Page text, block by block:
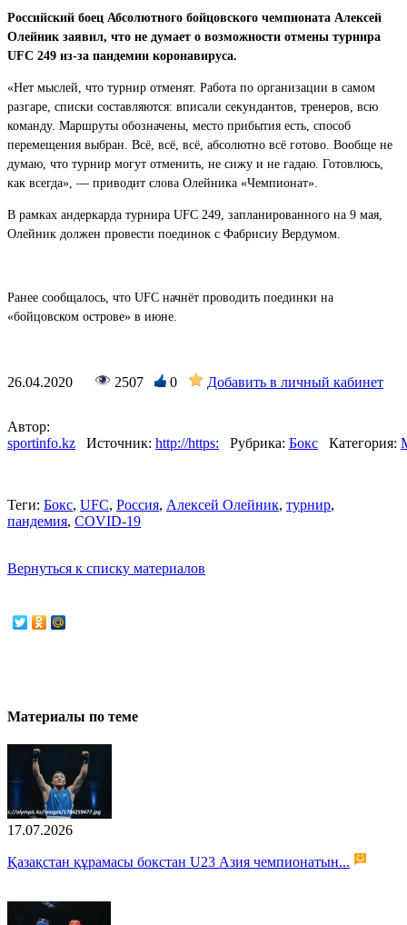
Российский боец Абсолютного бойцовского чемпионата Алексей
Олейник заявил, что не думает о возможности отмены турнира
UFC 249 из-за пандемии коронавируса.
«Нет мыслей, что турнир отменят. Работа по организации в самом
разгаре, списки составляются: вписали секундантов, тренеров, всю
команду. Маршруты обозначены, место прибытия есть, способ
перемещения выбран. Всё, всё, всё, абсолютно всё готово. Вообще не
думаю, что турнир могут отменить, не сижу и не гадаю. Готовлюсь,
как всегда», — приводит слова Олейника «Чемпионат».
В рамках андеркарда турнира UFC 249, запланированного на 9 мая,
Олейник должен провести поединок с Фабрисиу Вердумом.
Ранее сообщалось, что UFC начнёт проводить поединки на
«бойцовском острове» в июне.
26.04.2020 2507 0 Добавить в личный кабинет
Автор:
sportinfo.kz
Источник: http://https: Рубрика: Бокс Категория:
Теги: Бокс, UFC, Россия, Алексей Олейник, турнир,
пандемия, COVID-19
Вернуться к списку материалов
Материалы по теме
17.07.2026
Қазақстан құрамасы бокстан U23 Азия чемпионатын...